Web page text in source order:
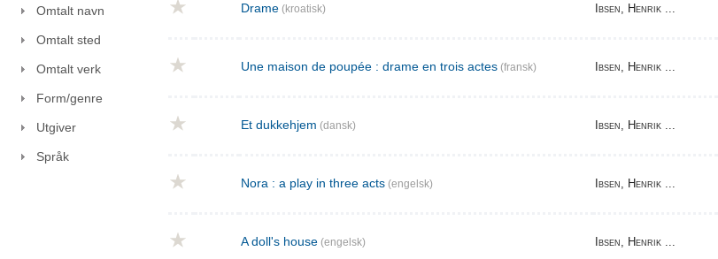
Omtalt navn
Omtalt sted
Omtalt verk
Form/genre
Utgiver
Språk
Drame (kroatisk) Ibsen, Henrik ...
Une maison de poupée : drame en trois actes (fransk) Ibsen, Henrik ...
Et dukkehjem (dansk) Ibsen, Henrik ...
Nora : a play in three acts (engelsk) Ibsen, Henrik ...
A doll's house (engelsk) Ibsen, Henrik ...